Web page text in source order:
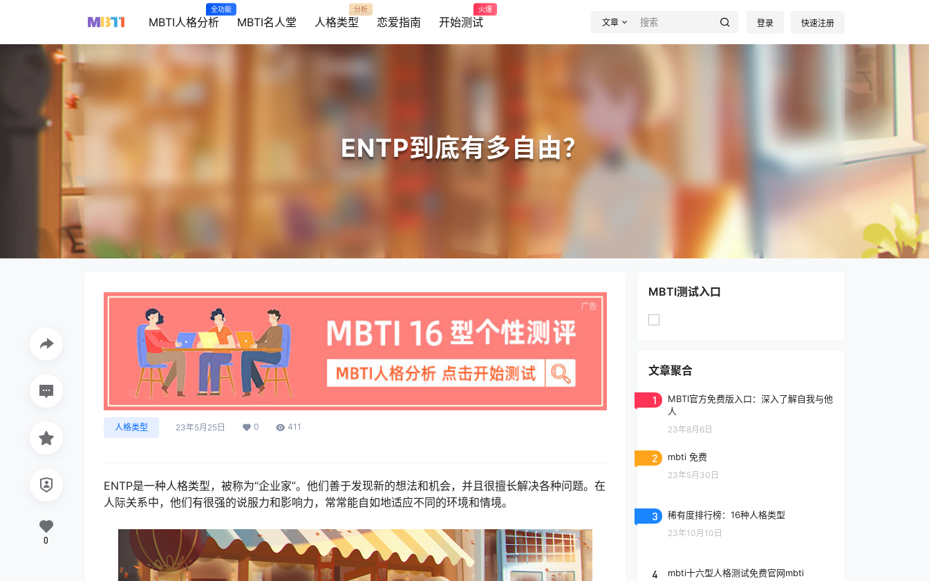
MBTI人格分析
全功能
MBTI名人堂 人格类型
分析
恋爱指南 开始测试
火爆
文章 登录 快速注册
ENTP到底有多自由？
人格类型 23年5月25日 0 411
ENTP是一种人格类型，被称为“企业家”。他们善于发现新的想法和机会，并且很擅长解决各种问题。在
人际关系中，他们有很强的说服力和影响力，常常能自如地适应不同的环境和情境。
0
MBTI测试入口
文章聚合
1
MBTI官方免费版入口：深入了解自我与他
人
23年8月6日
2 mbti 免费
23年5月30日
3 稀有度排行榜：16种人格类型
23年10月10日
4 mbti十六型人格测试免费官网mbti